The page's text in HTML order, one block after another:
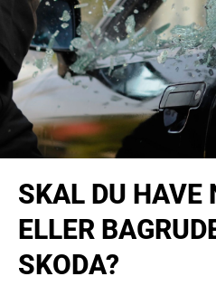
SKAL DU HAVE
ELLER
SKODA?